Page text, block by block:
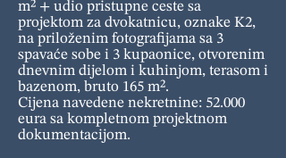
m² + udio pristupne ceste sa
projektom za dvokatnicu, oznake K2,
na priloženim fotografijama sa 3
spavaće sobe i 3 kupaonice, otvorenim
dnevnim dijelom i kuhinjom, terasom i
bazenom, bruto 165 m².
Cijena navedene nekretnine: 52.000
eura sa kompletnom projektnom
dokumentacijom.